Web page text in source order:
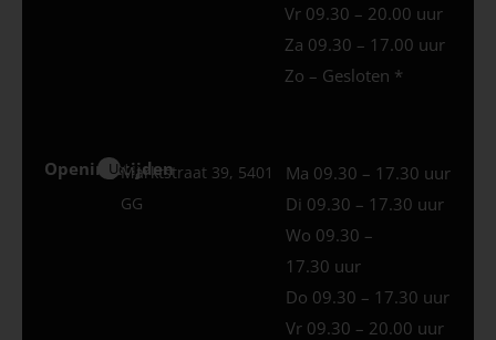
Vr 09.30 – 20.00 uur
Za 09.30 – 17.00 uur
Zo – Gesloten *
Openingstijden
Uden
Marktstraat 39, 5401
GG
Ma 09.30 – 17.30 uur
Di 09.30 – 17.30 uur
Wo 09.30 –
17.30 uur
Do 09.30 – 17.30 uur
Vr 09.30 – 20.00 uur